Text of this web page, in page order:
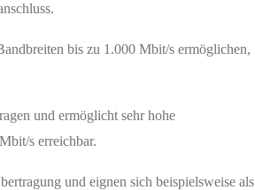
bis zu 1.000 Mbit/s ermöglichen,
und ermöglicht sehr hohe
s erreichbar.
und eignen sich beispielsweise als